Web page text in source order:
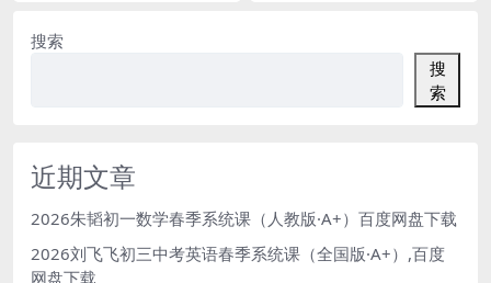
搜索
搜
索
近期文章
2026朱韬初一数学春季系统课（人教版·A+）百度网盘下载
2026刘飞飞初三中考英语春季系统课（全国版·A+）,百度
网盘下载